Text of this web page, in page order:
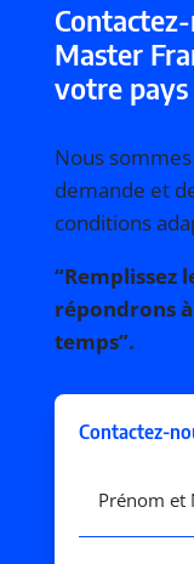
Master
votre pays
Nous
demande et
conditions
“Remplissez
répondrons
temps”.
Contactez-